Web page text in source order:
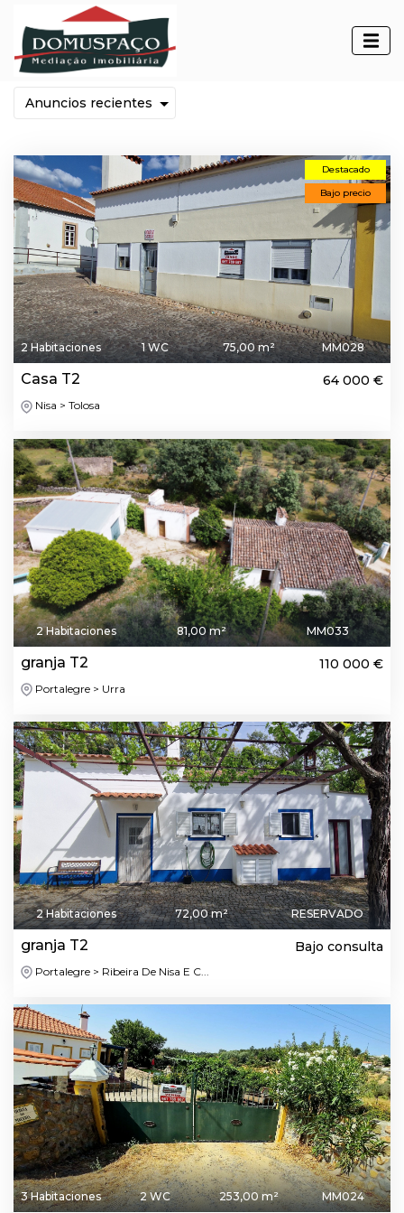
Inmuebles en comprar
Destacado
Bajo precio
2 Habitaciones 1 WC 75,00 m² MM028
Casa T2 64 000 €
Nisa > Tolosa
2 Habitaciones 81,00 m² MM033
granja T2 110 000 €
Portalegre > Urra
2 Habitaciones 72,00 m² RESERVADO
granja T2 Bajo consulta
Portalegre > Ribeira De Nisa E C...
3 Habitaciones 2 WC 253,00 m² MM024